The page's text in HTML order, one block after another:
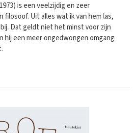
is een veelzijdig en zeer
Uit alles wat ik van hem las,
Dat geldt niet het minst voor zijn
hij een meer ongedwongen omgang